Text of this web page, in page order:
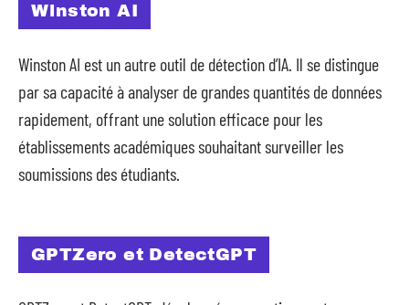
Winston AI
Winston AI est un autre outil de détection d’IA. Il se distingue
par sa capacité à analyser de grandes quantités de données
rapidement, offrant une solution efficace pour les
établissements académiques souhaitant surveiller les
soumissions des étudiants.
GPTZero et DetectGPT